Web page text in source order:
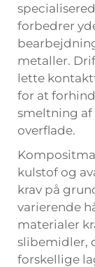
forbedrer
metaller.
lette
for at
smeltning
overflade.
kulstof og
krav på
varierende
materialer
slibemidler,
forskellige